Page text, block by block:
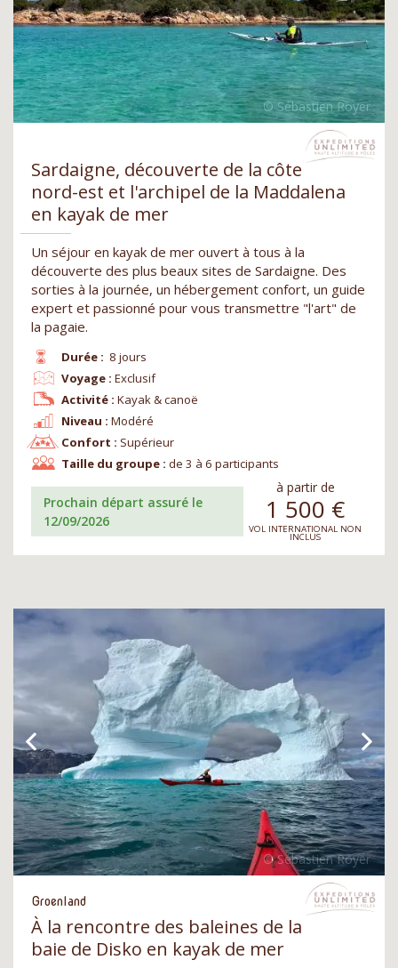
Sardaigne, découverte de la côte
nord-est et l'archipel de la Maddalena
en kayak de mer
Un séjour en kayak de mer ouvert à tous à la
découverte des plus beaux sites de Sardaigne. Des
sorties à la journée, un hébergement confort, un guide
expert et passionné pour vous transmettre "l'art" de
la pagaie.
Durée : 8 jours
Niveau : Modéré
Voyage : Exclusif
Confort : Supérieur
Activité : Kayak & canoë
Taille du groupe : de 3 à 6 participants
Prochain départ assuré le
12/09/2026
à partir de
1 500 €
VOL INTERNATIONAL NON
INCLUS
Groenland
À la rencontre des baleines de la
baie de Disko en kayak de mer